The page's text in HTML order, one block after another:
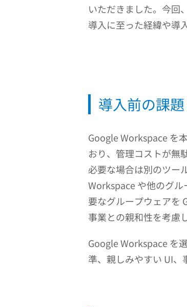
いただきました。今回
導入に至った経緯や導
導入前の課
Google Workspace を
おり、管理コストが無
必要な場合は別のツー
Workspace や他のグ
要なグループウェアを
事業との親和性を考慮
Google Workspace を
準、親しみやすい UI、